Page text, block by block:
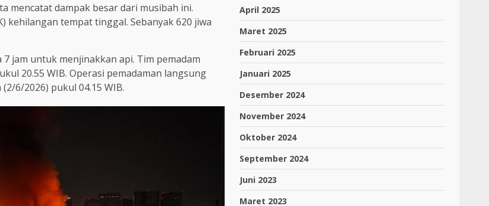
mencatat dampak besar dari musibah ini.
kehilangan tempat tinggal. Sebanyak 620 jiwa
jam untuk menjinakkan api. Tim pemadam
20.55 WIB. Operasi pemadaman langsung
6/2026) pukul 04.15 WIB.
April 2025
Maret 2025
Februari 2025
Januari 2025
Desember 2024
November 2024
Oktober 2024
September 2024
Juni 2023
Maret 2023